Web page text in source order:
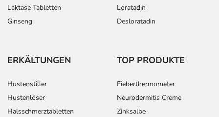
Laktase Tabletten
Ginseng
Loratadin
Desloratadin
ERKÄLTUNGEN
Hustenstiller
Hustenlöser
Halsschmerztabletten
TOP PRODUKTE
Fieberthermometer
Neurodermitis Creme
Zinksalbe